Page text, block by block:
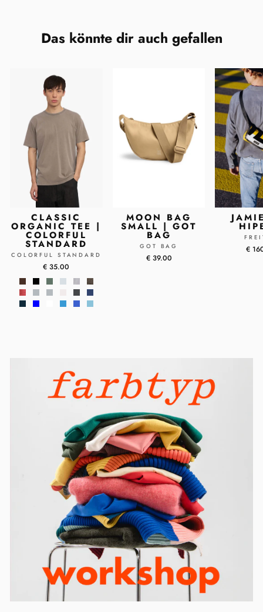
Das könnte dir auch gefallen
CLASSIC
ORGANIC TEE |
COLORFUL
STANDARD
COLORFUL STANDARD
€ 35.00
MOON BAG
SMALL | GOT
BAG
GOT BAG
€ 39.00
€